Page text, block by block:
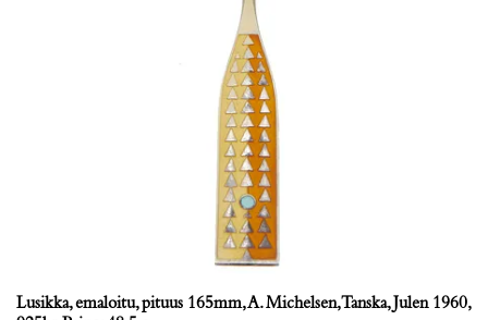
Lusikka, emaloitu, pituus 165mm, A. Michelsen, Tanska, Julen 1960,